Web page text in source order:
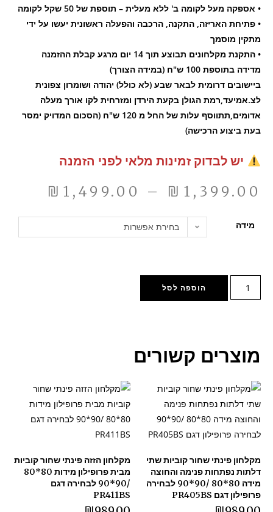
• אספקה מעל לקומה ב' ללא מעלית – תוספת של 50 שקל לקומה
• פתיחת האריזה, התקנה, הרכבה והפעלה ראשונית יעשו על ידי
מתקין מוסמך
• התקנת מקלחונים תבוצע תוך 14 יום מרגע קבלת ההזמנה
מדידה בתוספת 100 ש"ח (במידה הצורך)
ביישובים דרומית לבאר שבע (לא כולל) יהודה ושומרון צפונית
לצ.אמיעד,רמת הגולן בקעת הירדן ומזרחית לקו אורך מעלה
אדומים,תתווסף עלות של החל מ 120 ש"ח (הסכום המדויק ימסר
בעת ביצוע הרכישה)
יש לבדוק זמינות מלאי לפני הזמנה
₪ 1,399.00
–
₪ 1,499.00
מידה בחירת אפשרות
הוספה לסל
מוצרים קשורים
מקלחון פינתי שחור קוביות שתי
דלתות נפתחות פנימה והחוצה
מידה 80*80 /90*90 לבחירה
פרופילון דגם PR405BS
מקלחון הזזה פינתי שחור קוביות
מבית פרופילון מידות 80*80
/90*90 לבחירה דגם
PR411BS